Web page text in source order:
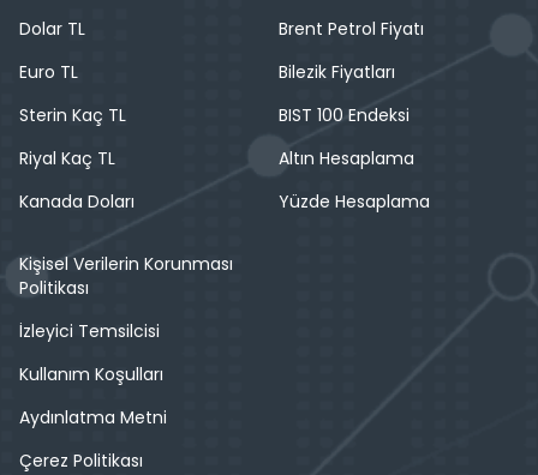
Dolar TL
Euro TL
Sterin Kaç TL
Riyal Kaç TL
Kanada Doları
Brent Petrol Fiyatı
Bilezik Fiyatları
BIST 100 Endeksi
Altın Hesaplama
Yüzde Hesaplama
Kişisel Verilerin Korunması
Politikası
İzleyici Temsilcisi
Kullanım Koşulları
Aydınlatma Metni
Çerez Politikası